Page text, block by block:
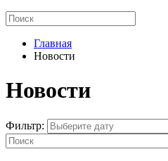
Главная
Новости
Новости
Фильтр: